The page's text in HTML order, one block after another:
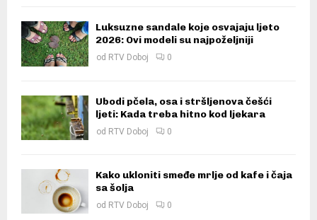
Luksuzne sandale koje osvajaju ljeto
2026: Ovi modeli su najpoželjniji
od RTV Doboj 0
Ubodi pčela, osa i stršljenova češći
ljeti: Kada treba hitno kod ljekara
od RTV Doboj 0
Kako ukloniti smeđe mrlje od kafe i čaja
sa šolja
od RTV Doboj 0